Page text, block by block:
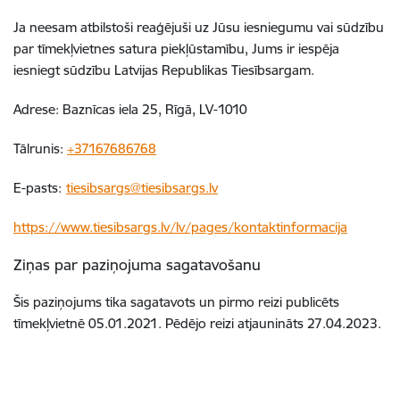
Ja neesam atbilstoši reaģējuši uz Jūsu iesniegumu vai sūdzību
par tīmekļvietnes satura piekļūstamību, Jums ir iespēja
iesniegt sūdzību Latvijas Republikas Tiesībsargam.
Adrese: Baznīcas iela 25, Rīgā, LV-1010
Tālrunis: +37167686768
E-pasts: tiesibsargs@tiesibsargs.lv
https://www.tiesibsargs.lv/lv/pages/kontaktinformacija
Ziņas par paziņojuma sagatavošanu
Šis paziņojums tika sagatavots un pirmo reizi publicēts
tīmekļvietnē 05.01.2021. Pēdējo reizi atjaunināts 27.04.2023.